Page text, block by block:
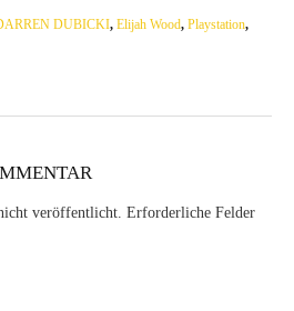
DUBICKI, Elijah Wood, Playstation,
veröffentlicht. Erforderliche Felder